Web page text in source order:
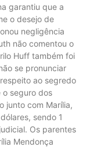
garantiu que a
o desejo de
negligência
não comentou o
Huff também foi
se pronunciar
ao segredo
o seguro dos
junto com Marília,
sendo 1
Os parentes
Mendonça